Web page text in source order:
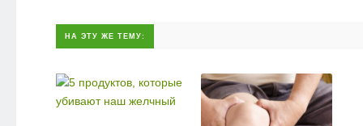
НА ЭТУ ЖЕ ТЕМУ: